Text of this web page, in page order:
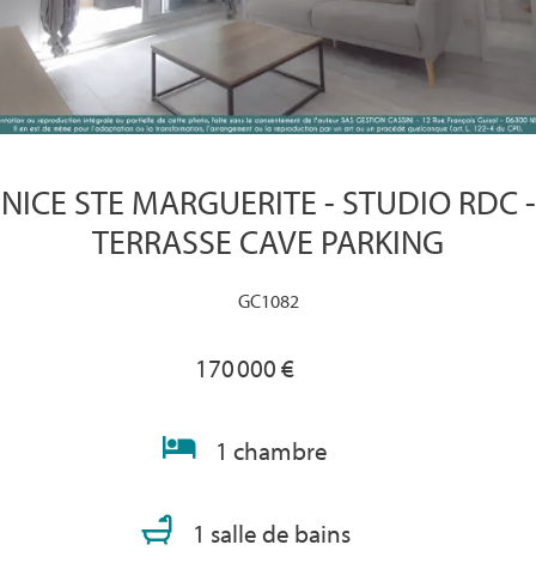
NICE STE MARGUERITE - STUDIO RDC -
TERRASSE CAVE PARKING
GC1082
170 000 €
1 chambre
1 salle de bains